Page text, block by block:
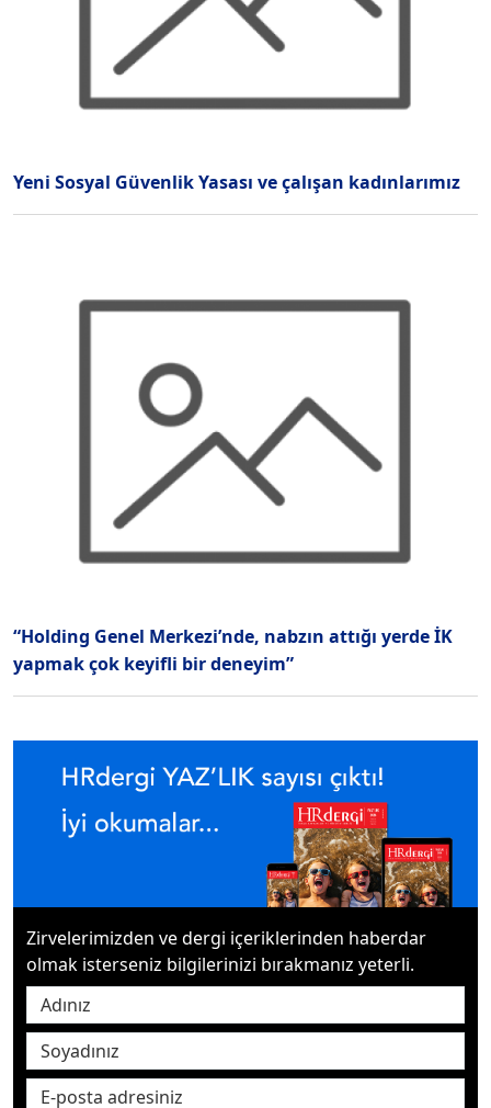
Yeni Sosyal Güvenlik Yasası ve çalışan kadınlarımız
“Holding Genel Merkezi’nde, nabzın attığı yerde İK
yapmak çok keyifli bir deneyim”
Zirvelerimizden ve dergi içeriklerinden haberdar
olmak isterseniz bilgilerinizi bırakmanız yeterli.